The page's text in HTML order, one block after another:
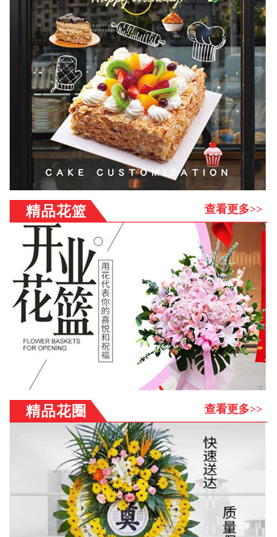
付方式--成功提交→配送店按您要求送货上门
注意事项：
1、黑龙江市区可以做到最快3小时送货上门（郊区需另外加
收运费），但请尽量提前24小时订货，以保证我们有充分的
时间安排送货。
2、正常配送时间为：8：30—21：00（乡镇晚上不配送），
17：00以后订购的商品系统会转到第二天安排！
3、每张订单的确认、配送和收货人签收状况，送货人可在每
个环节查询自己的订花状态。
4、黑龙江市区免费送货上门，黑龙江乡镇需加收路费（30-
80元）部分乡镇及郊县仍无法送达，订购之前提跟客服联系
精品花篮 查看更多>>
精品花圈 查看更多>>